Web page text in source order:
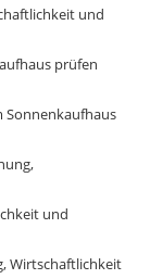
und
prüfen
Sonnenkaufhaus
und
Wirtschaftlichkeit